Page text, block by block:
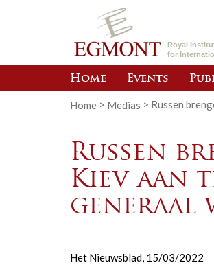
Royal
for
Home Events
Home > Medias > Russen
Russen
Kiev aan
generaal
Het Nieuwsblad, 15/03/2022